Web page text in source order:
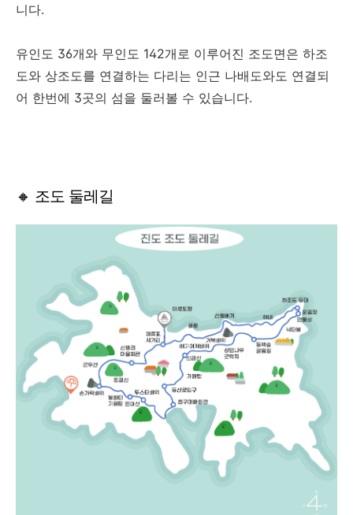
니다.
유인도 36개와 무인도 142개로 이루어진 조도면은 하조
도와 상조도를 연결하는 다리는 인근 나배도와도 연결되
어 한번에 3곳의 섬을 둘러볼 수 있습니다.
🔸 조도 둘레길